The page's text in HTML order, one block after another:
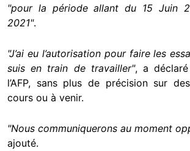
"pour la période allant du 15 Juin
2021".
"J’ai eu l’autorisation pour faire les
suis en train de travailler", a
l’AFP, sans plus de précision sur
cours ou à venir.
"Nous communiquerons au moment
ajouté.